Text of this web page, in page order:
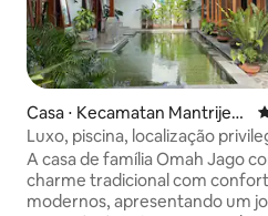
Casa ⋅ Kecamatan Mantrijero
nLuxo, piscina, localização
lugares
A casa de família Omah Jago
charme tradicional com
modernos, apresentando um